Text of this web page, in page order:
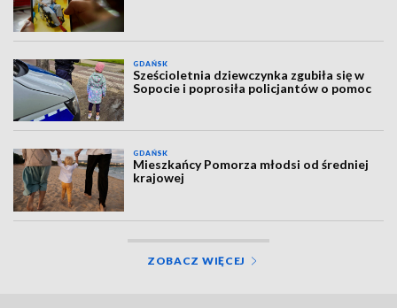
GDAŃSK
Sześcioletnia dziewczynka zgubiła się w
Sopocie i poprosiła policjantów o pomoc
GDAŃSK
Mieszkańcy Pomorza młodsi od średniej
krajowej
ZOBACZ WIĘCEJ